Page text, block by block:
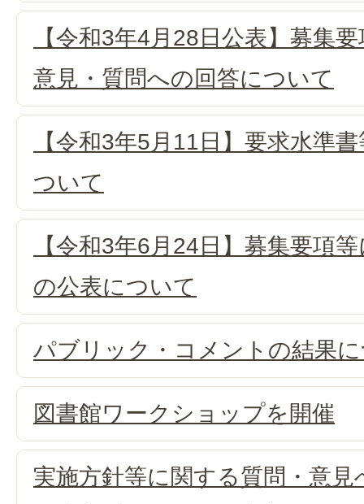
【令和3年4月28日公表】募集
意見・質問への回答について
【令和3年5月11日】要求水準
ついて
【令和3年6月24日】募集要項
の公表について
パブリック・コメントの結果
図書館ワークショップを開催
実施方針等に関する質問・意